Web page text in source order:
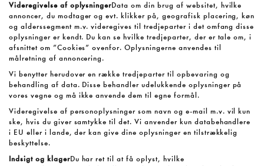
Videregivelse af oplysningerData om din brug af websitet, hvilke
annoncer, du modtager og evt. klikker på, geografisk placering, køn
og alderssegment m.v. videregives til tredjeparter i det omfang disse
oplysninger er kendt. Du kan se hvilke tredjeparter, der er tale om, i
afsnittet om ”Cookies” ovenfor. Oplysningerne anvendes til
målretning af annoncering.
Vi benytter herudover en række tredjeparter til opbevaring og
behandling af data. Disse behandler udelukkende oplysninger på
vores vegne og må ikke anvende dem til egne formål.
Videregivelse af personoplysninger som navn og e-mail m.v. vil kun
ske, hvis du giver samtykke til det. Vi anvender kun databehandlere
i EU eller i lande, der kan give dine oplysninger en tilstrækkelig
beskyttelse.
Indsigt og klagerDu har ret til at få oplyst, hvilke